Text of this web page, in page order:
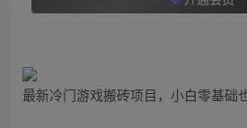
最新冷门游戏搬砖项目，小白零基础